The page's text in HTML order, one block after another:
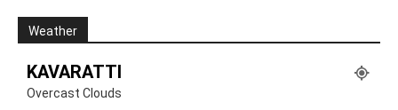
Weather
KAVARATTI
Overcast Clouds